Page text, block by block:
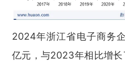
2024年浙江省电子商务
亿元，与2023年相比增